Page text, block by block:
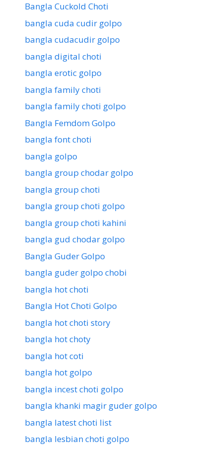
Bangla Cuckold Choti
bangla cuda cudir golpo
bangla cudacudir golpo
bangla digital choti
bangla erotic golpo
bangla family choti
bangla family choti golpo
Bangla Femdom Golpo
bangla font choti
bangla golpo
bangla group chodar golpo
bangla group choti
bangla group choti golpo
bangla group choti kahini
bangla gud chodar golpo
Bangla Guder Golpo
bangla guder golpo chobi
bangla hot choti
Bangla Hot Choti Golpo
bangla hot choti story
bangla hot choty
bangla hot coti
bangla hot golpo
bangla incest choti golpo
bangla khanki magir guder golpo
bangla latest choti list
bangla lesbian choti golpo